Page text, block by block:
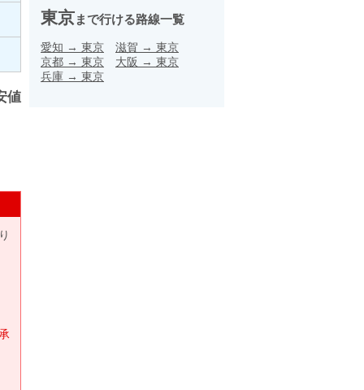
値
東京まで行ける路線一覧
愛知 → 東京 滋賀 → 東京
京都 → 東京 大阪 → 東京
兵庫 → 東京